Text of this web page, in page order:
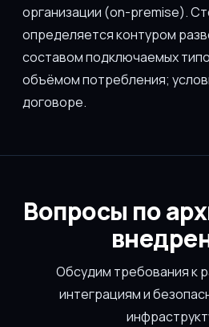
организации (on-premise).
определяется контуром
составом подключаемых
объёмом потребления;
договоре.
Вопросы по
Обсудим требования к
интеграциям и